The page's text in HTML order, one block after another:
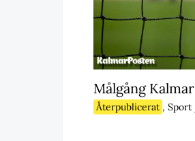
Målgång
Återpublicerat , Sport